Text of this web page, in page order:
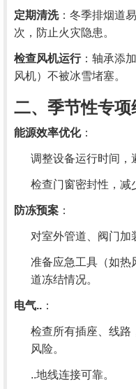
定期清洗：冬季排烟道
次，防止火灾隐患。
检查风机运行：轴承添
风机）不被冰雪堵塞。
二、季节性专项
能源效率优化：
调整设备运行时间，
检查门窗密封性，减
防冻预案 ：
对室外管道、阀门加
准备应急工具（如热
道冻结情况。
电气.. ：
检查所有插座、线路
风险。
..地线连接可靠。